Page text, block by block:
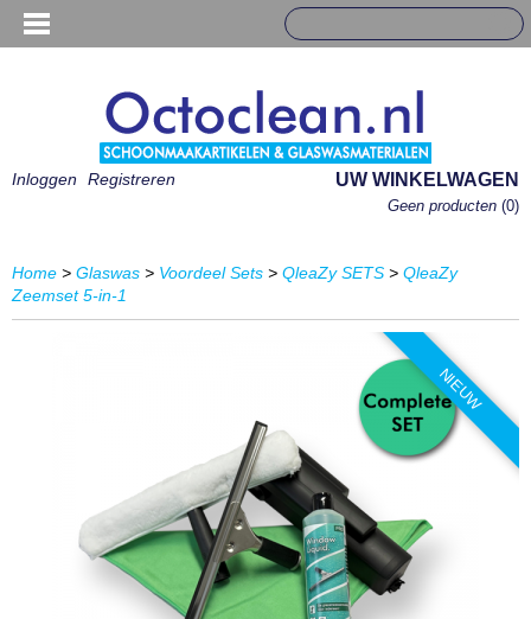
Inloggen Registreren UW WINKELWAGEN
Geen producten (0)
Home > Glaswas > Voordeel Sets > QleaZy SETS > QleaZy
Zeemset 5-in-1
NIEUW